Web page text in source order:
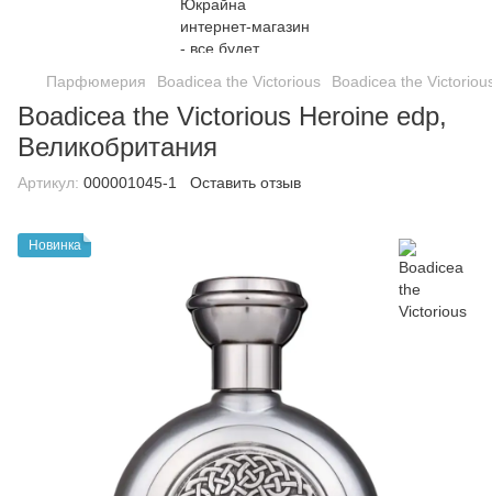
Парфюмерия Boadicea the Victorious Boadicea the
Boadicea the Victorious Heroine edp,
Великобритания
Артикул: 000001045-1 Оставить отзыв
Новинка